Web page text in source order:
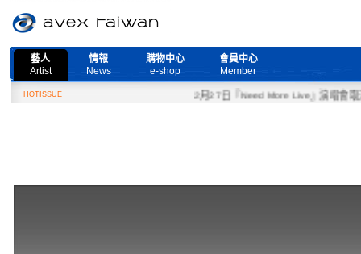
藝人
Artist
情報
News
購物中心
e-shop
會員中心
Member
HOTISSUE 2月27日『Need More Live』演唱會取消